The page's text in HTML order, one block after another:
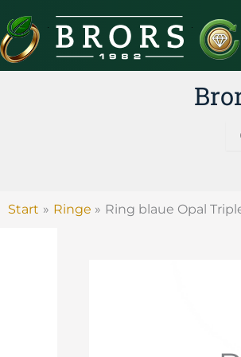
Inhalt
springen
Start Ringe Ring blaue Opal